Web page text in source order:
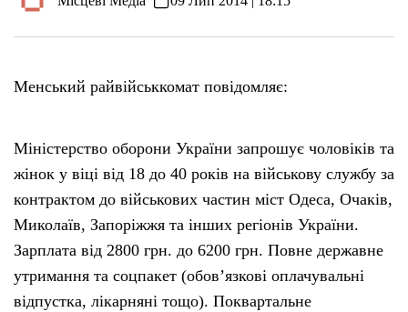
Публікації
Про нас
Бюджет
Тендери
Довідник
Менський райвійськкомат повідомляє:
Міністерство оборони України запрошує чоловіків та
жінок у віці від 18 до 40 років на військову службу за
контрактом до військових частин міст Одеса, Очаків,
Миколаїв, Запоріжжя та інших регіонів України.
Зарплата від 2800 грн. до 6200 грн. Повне державне
утримання та соцпакет (обов’язкові оплачувальні
відпустка, лікарняні тощо). Поквартальне